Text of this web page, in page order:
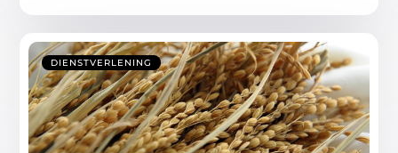
DIENSTVERLENING